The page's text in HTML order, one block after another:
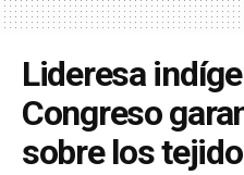
Lideresa
Congreso
sobre los